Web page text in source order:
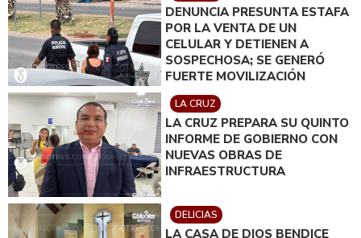
DENUNCIA PRESUNTA ESTAFA
POR LA VENTA DE UN
CELULAR Y DETIENEN A
SOSPECHOSA; SE GENERÓ
FUERTE MOVILIZACIÓN
LA CRUZ
LA CRUZ PREPARA SU QUINTO
INFORME DE GOBIERNO CON
NUEVAS OBRAS DE
INFRAESTRUCTURA
DELICIAS
LA CASA DE DIOS BENDICE